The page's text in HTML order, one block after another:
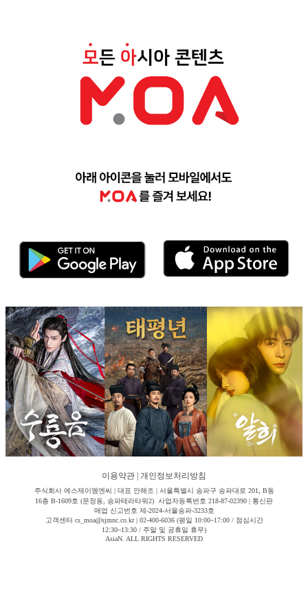
이용약관 개인정보처리방침
주식회사 에스제이엠엔씨 | 대표 안해조 | 서울특별시 송파구 송파대로 201, B동
16층 B-1609호 (문정동, 송파테라타워2) 사업자등록번호 218-87-02390 | 통신판
매업 신고번호 제-2024-서울송파-3233호
고객센터 cs_moa@sjmnc.co.kr | 02-400-6036 (평일 10:00~17:00 / 점심시간
12:30~13:30 / 주말 및 공휴일 휴무)
AsiaN. ALL RIGHTS RESERVED